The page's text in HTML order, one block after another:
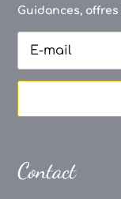
Guidances, offres
Contact